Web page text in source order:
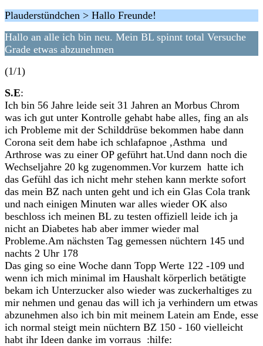
Plauderstündchen > Hallo Freunde!
Hallo an alle ich bin neu. Mein BL spinnt total Versuche
Grade etwas abzunehmen
(1/1)
S.E:
Ich bin 56 Jahre leide seit 31 Jahren an Morbus Chrom
was ich gut unter Kontrolle gehabt habe alles, fing an als
ich Probleme mit der Schilddrüse bekommen habe dann
Corona seit dem habe ich schlafapnoe ,Asthma und
Arthrose was zu einer OP geführt hat.Und dann noch die
Wechseljahre 20 kg zugenommen.Vor kurzem hatte ich
das Gefühl das ich nicht mehr stehen kann merkte sofort
das mein BZ nach unten geht und ich ein Glas Cola trank
und nach einigen Minuten war alles wieder OK also
beschloss ich meinen BL zu testen offiziell leide ich ja
nicht an Diabetes hab aber immer wieder mal
Probleme.Am nächsten Tag gemessen nüchtern 145 und
nachts 2 Uhr 178
Das ging so eine Woche dann Topp Werte 122 -109 und
wenn ich mich minimal im Haushalt körperlich betätigte
bekam ich Unterzucker also wieder was zuckerhaltiges zu
mir nehmen und genau das will ich ja verhindern um etwas
abzunehmen also ich bin mit meinem Latein am Ende, esse
ich normal steigt mein nüchtern BZ 150 - 160 vielleicht
habt ihr Ideen danke im vorraus :hilfe: